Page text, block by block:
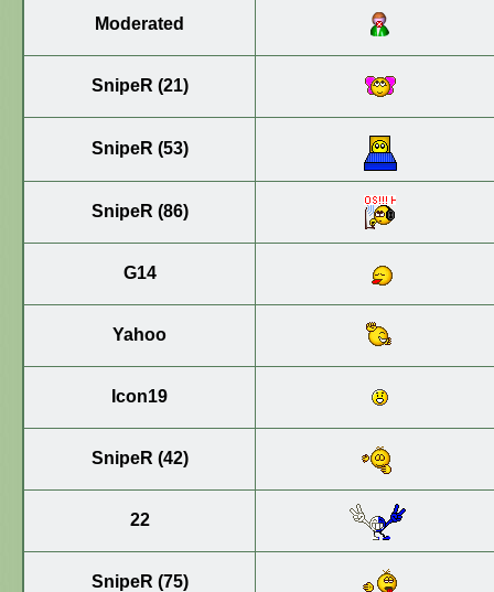
Moderated
SnipeR (21)
SnipeR (53)
SnipeR (86)
G14
Yahoo
Icon19
SnipeR (42)
22
SnipeR (75)